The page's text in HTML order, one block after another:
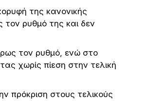
της κανονικής
τον ρυθμό της και δεν
τον ρυθμό, ενώ στο
χωρίς πίεση στην τελική
πρόκριση στους τελικούς